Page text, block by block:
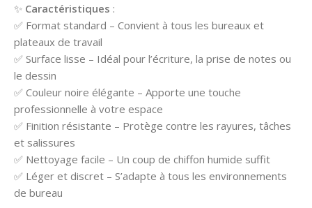
✨ Caractéristiques :
✅ Format standard – Convient à tous les bureaux et
plateaux de travail
✅ Surface lisse – Idéal pour l’écriture, la prise de notes ou
le dessin
✅ Couleur noire élégante – Apporte une touche
professionnelle à votre espace
✅ Finition résistante – Protège contre les rayures, tâches
et salissures
✅ Nettoyage facile – Un coup de chiffon humide suffit
✅ Léger et discret – S’adapte à tous les environnements
de bureau